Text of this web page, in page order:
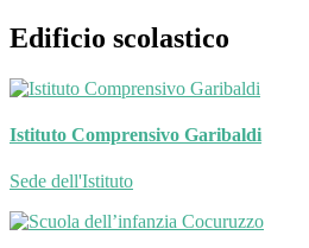
Edificio scolastico
Istituto Comprensivo Garibaldi
Sede dell'Istituto